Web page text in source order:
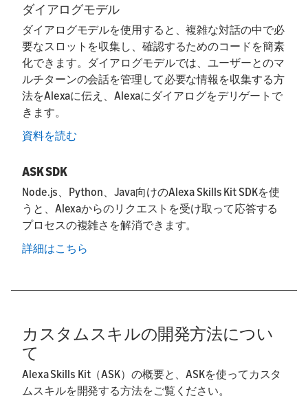
ダイアログモデル
ダイアログモデルを使用すると、複雑な対話の中で必
要なスロットを収集し、確認するためのコードを簡素
化できます。ダイアログモデルでは、ユーザーとのマ
ルチターンの会話を管理して必要な情報を収集する方
法をAlexaに伝え、Alexaにダイアログをデリゲートで
きます。
資料を読む
ASK SDK
Node.js、Python、Java向けのAlexa Skills Kit SDKを使
うと、Alexaからのリクエストを受け取って応答する
プロセスの複雑さを解消できます。
詳細はこちら
カスタムスキルの開発方法につい
て
Alexa Skills Kit（ASK）の概要と、ASKを使ってカスタ
ムスキルを開発する方法をご覧ください。